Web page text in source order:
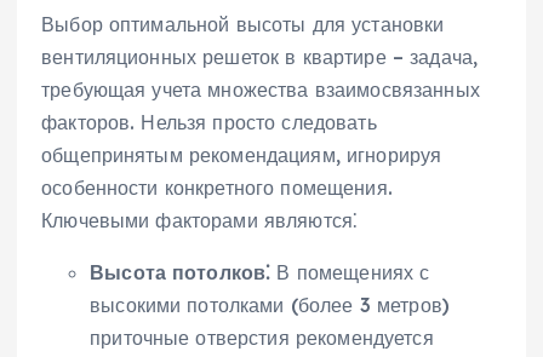
Выбор оптимальной высоты для установки
вентиляционных решеток в квартире – задача‚
требующая учета множества взаимосвязанных
факторов. Нельзя просто следовать
общепринятым рекомендациям‚ игнорируя
особенности конкретного помещения.
Ключевыми факторами являются⁚
Высота потолков⁚ В помещениях с
высокими потолками (более 3 метров)
приточные отверстия рекомендуется